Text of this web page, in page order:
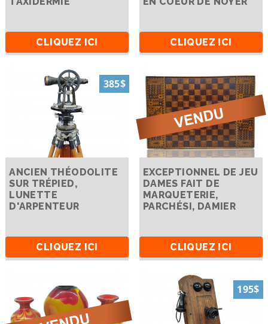
CLIQUEZ ICI CLIQUEZ ICI
385$
ANCIEN THÉODOLITE
SUR TRÉPIED,
LUNETTE
D'ARPENTEUR
CLIQUEZ ICI
EXCEPTIONNEL DE JEU
DAMES FAIT DE
MARQUETERIE,
PARCHÉSI, DAMIER
CLIQUEZ ICI
195$